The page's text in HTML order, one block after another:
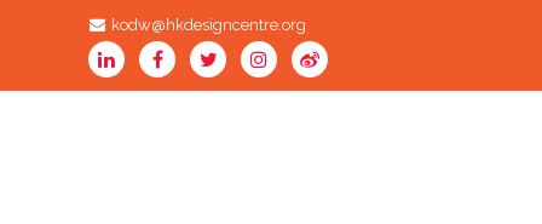
kodw@hkdesigncentre.org